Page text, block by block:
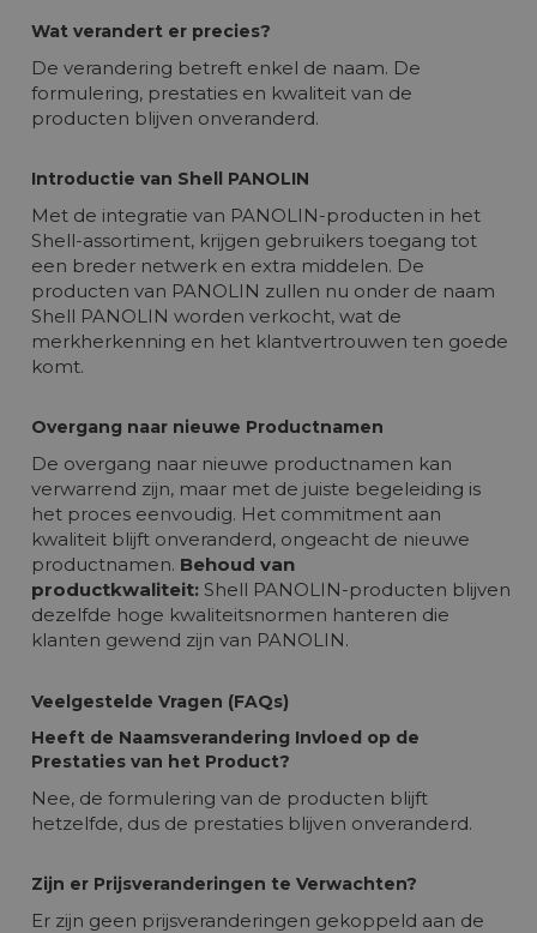
Wat verandert er precies?
De verandering betreft enkel de naam. De
formulering, prestaties en kwaliteit van de
producten blijven onveranderd.
Introductie van Shell PANOLIN
Met de integratie van PANOLIN-producten in het
Shell-assortiment, krijgen gebruikers toegang tot
een breder netwerk en extra middelen. De
producten van PANOLIN zullen nu onder de naam
Shell PANOLIN worden verkocht, wat de
merkherkenning en het klantvertrouwen ten goede
komt.
Overgang naar nieuwe Productnamen
De overgang naar nieuwe productnamen kan
verwarrend zijn, maar met de juiste begeleiding is
het proces eenvoudig. Het commitment aan
kwaliteit blijft onveranderd, ongeacht de nieuwe
productnamen. Behoud van
productkwaliteit: Shell PANOLIN-producten blijven
dezelfde hoge kwaliteitsnormen hanteren die
klanten gewend zijn van PANOLI N.
Veelgestelde Vragen (FAQs)
Heeft de Naamsverandering Invloed op de
Prestaties van het Product?
Nee, de formulering van de producten blijft
hetzelfde, dus de prestaties blijven onveranderd.
Zijn er Prijsveranderingen te Verwachten?
Er zijn geen prijsveranderingen gekoppeld aan de